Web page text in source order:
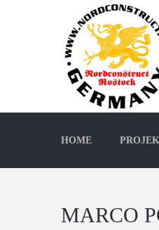
HOME
MARCO